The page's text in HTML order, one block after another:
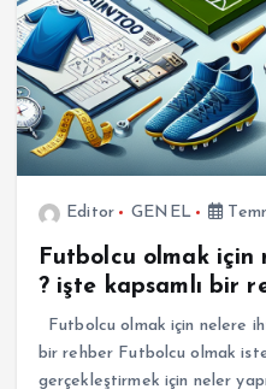
Editor GENEL
Futbolcu olmak için
? işte kapsamlı bir
Futbolcu olmak için nelere
bir rehber Futbolcu olmak
gerçekleştirmek için neler